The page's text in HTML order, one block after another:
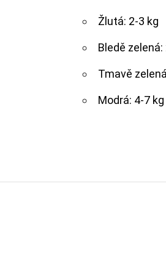
Žlutá: 2-3 kg
Bledě zelená:
Tmavě
Modrá: 4-7 kg